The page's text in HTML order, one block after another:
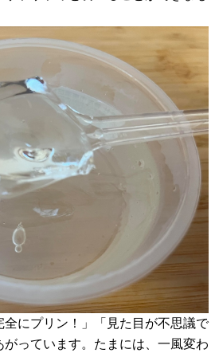
にプリン！」「見た目が不思議で
っています。たまには、一風変わ